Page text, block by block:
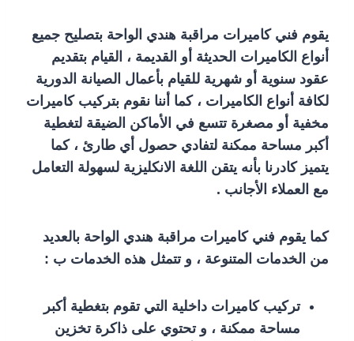
يقوم فني كاميرات مراقبة هندي الواحة بتصليح جميع
أنواع الكاميرات الحديثة أو القديمة ، القيام بتقديم
عقود سنوية أو شهرية للقيام بأعمال الصيانة الدورية
لكافة أنواع الكاميرات ، كما أننا نقوم بتركيب كاميرات
مخفية أو مصغرة تتسع في الأماكن الضيقة لتغطية
أكبر مساحة ممكنة لتفادي حصول أي طارئ ، كما
يتميز كادرنا بأنه يتقن اللغة الانكليزية لسهولة التعامل
مع العملاء الأجانب .
كما يقوم فني كاميرات مراقبة هندي الواحة بالعديد
من الخدمات المتنوعة ، و تتمثل هذه الخدمات ب :
تركيب كاميرات داخلية التي تقوم بتغطية أكبر
مساحة ممكنة ، و تحتوي على ذاكرة تخزين